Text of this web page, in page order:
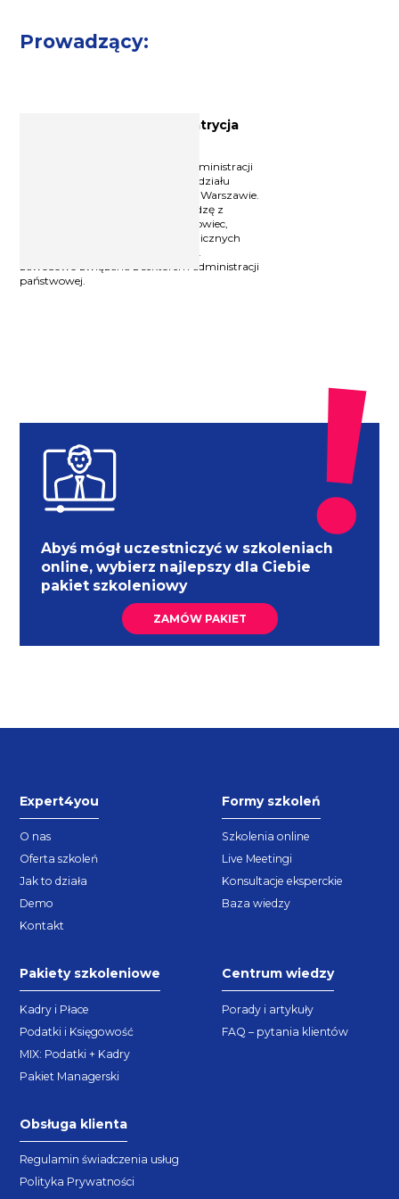
Prowadzący:
Ekspert ds. prawa pracy Patrycja
Absolwentka Wydziału Prawa i Administracji
Uniwersytetu Gdańskiego oraz Wydziału
Psychologii Uniwersytetu SWPS w Warszawie.
Od ponad 20 lat popularyzuje wiedzę z
zakresu prawa pracy jako szkoleniowiec,
wykładowca akademicki i autorka licznych
zawodowo związana z sektorem administracji
państwowej.
Abyś mógł uczestniczyć w szkoleniach
online, wybierz najlepszy dla Ciebie
pakiet szkoleniowy
ZAMÓW PAKIET
Expert4you
O nas
Oferta szkoleń
Jak to działa
Demo
Kontakt
Formy szkoleń
Szkolenia online
Live Meetingi
Konsultacje eksperckie
Baza wiedzy
Pakiety szkoleniowe
Kadry i Płace
Podatki i Księgowość
MIX: Podatki + Kadry
Pakiet Managerski
Centrum wiedzy
Porady i artykuły
FAQ – pytania klientów
Obsługa klienta
Regulamin świadczenia usług
Polityka Prywatności